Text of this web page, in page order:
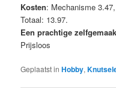
Kosten: Mechanisme
Totaal: 13.97.
Een prachtige
Prijsloos
Geplaatst in Hobby,